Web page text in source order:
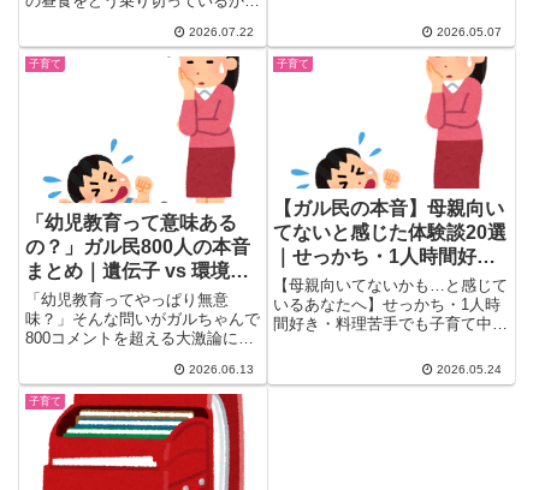
用術から作り置き・子供に料理を
教えるコツ、火を使わせる不安ま
で、ガル民22人のリアルな声を
2026.07.22 2026.05.07
子育て
「幼児教育って意味ある
の？」ガル民800人の本音
まとめ｜遺伝子 vs 環境、
スタートダッシュの末路
「幼児教育ってやっぱり無意
味？」そんな問いがガルちゃんで
800コメントを超える大激論に。
ンポポに水をやっても薔薇は咲か
ない」「競うのは他人じゃなく、
やった自分」...30〜50代ガル民
のリアルな本音をまとめました。
2026.06.13
子育て
【ガル民の本音】母親向い
てないと感じた体験談20選
｜せっかち・1人時間好
き・育児疲れのリアル
【母親向いてないかも…と感じて
いるあなたへ】せっかち・1人時
間好き・料理苦手でも子育て中の
め。育児に疲れた時の共感コメン
ト・乗り越え方の本音・先輩ママ
2026.05.24
子育て